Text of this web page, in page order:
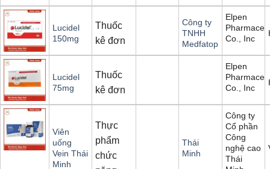
Lucidel
150mg
Thuốc
kê đơn
Công ty
TNHH
Medfatop
Elpen
Co., Inc
Lucidel
75mg
Thuốc
kê đơn
Elpen
Co., Inc
Viên
uống
Vein Thái
Minh
Thực
phẩm
chức
Thái
Minh
Công ty
Cổ phần
Công
nghệ cao
Thái